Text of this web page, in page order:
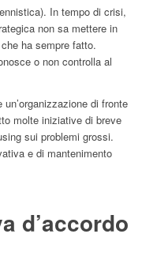
In tempo di crisi,
non sa mettere in
ha sempre fatto.
o non controlla al
di fronte
molte iniziative di breve
sui problemi grossi.
e di mantenimento
d’accordo